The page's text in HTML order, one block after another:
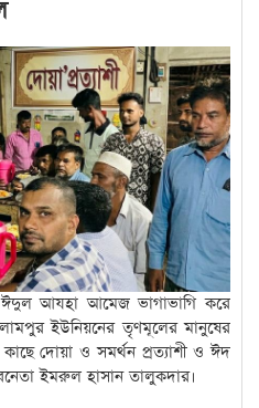
ঈদুল আযহা আমেজ ভাগাভাগি করে
ইউনিয়নের তৃণমূলের মানুষের
দোয়া ও সমর্থন প্রত্যাশী ও ঈদ
ইমরুল হাসান তালুকদার।